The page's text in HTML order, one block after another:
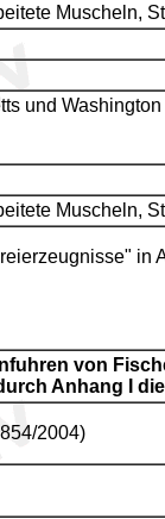
Muscheln,
und Washington
Muscheln,
in
von
Anhang I
2004)